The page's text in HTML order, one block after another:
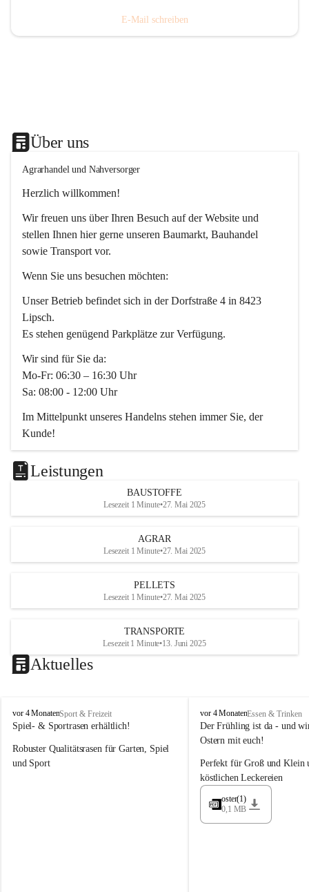
E-Mail schreiben
Über uns
Agrarhandel und Nahversorger
Herzlich willkommen!
Wir freuen uns über Ihren Besuch auf der Website und
stellen Ihnen hier gerne unseren Baumarkt, Bauhandel
sowie Transport vor.
Wenn Sie uns besuchen möchten:
Unser Betrieb befindet sich in der Dorfstraße 4 in 8423
Lipsch.
Es stehen genügend Parkplätze zur Verfügung.
Wir sind für Sie da:
Mo-Fr: 06:30 – 16:30 Uhr
Sa: 08:00 - 12:00 Uhr
Im Mittelpunkt unseres Handelns stehen immer Sie, der
Kunde!
Das Team ist freundlich, motiviert und bestens geschult in
den Bereichen
Beratung, Lager sowie Transport. Für alle Ihre Anliegen
finden wir eine individuelle Lösung.
office@mayer-lipsch.at
Leistungen
BAUSTOFFE
Lesezeit 1 Minute•27. Mai 2025
AGRAR
Lesezeit 1 Minute•27. Mai 2025
PELLETS
Lesezeit 1 Minute•27. Mai 2025
TRANSPORTE
Lesezeit 1 Minute•13. Juni 2025
Aktuelles
M
a
e
r
vor 4 MonatenSport & Freizeit
Spiel- & Sportrasen erhältlich!
Robuster Qualitätsrasen für Garten, Spiel
und Sport
M
a
y
r
G
ü
e
vor 4 MonatenEssen & Trinken
Der Frühling ist da - und
Ostern mit euch!
Perfekt für Groß und Klein
köstlichen Leckereien
oster(1)
0,1 MB